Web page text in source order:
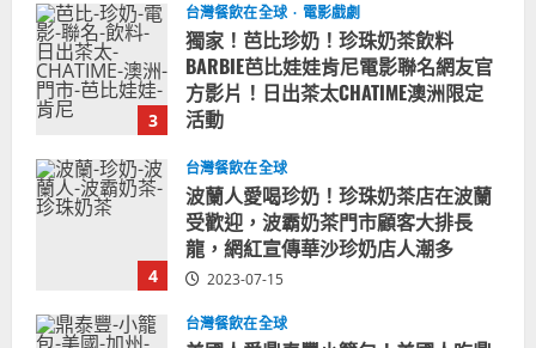
4
台灣餐飲在全球
波蘭人愛喝珍奶！珍珠奶茶店在波蘭
受歡迎，波霸奶茶門市顧客大排長
龍，網紅宣傳華沙珍奶店人潮多
2023-07-15
5
台灣餐飲在全球
美國人愛鼎泰豐小籠包！美國人吃鼎
泰豐受歡迎台灣米其林餐廳！加州賭
城西雅圖分店排隊人潮影片盤點
2023-06-13
台灣餐飲在全球